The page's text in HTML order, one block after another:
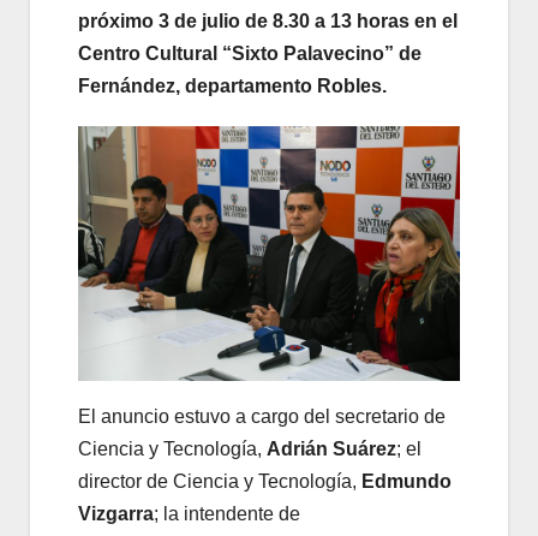
próximo 3 de julio de 8.30 a 13 horas en el
Centro Cultural “Sixto Palavecino” de
Fernández, departamento Robles.
El anuncio estuvo a cargo del secretario de
Ciencia y Tecnología, Adrián Suárez; el
director de Ciencia y Tecnología, Edmundo
Vizgarra; la intendente de